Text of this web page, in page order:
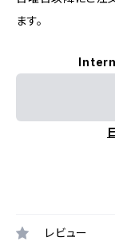
ます。
レビュー